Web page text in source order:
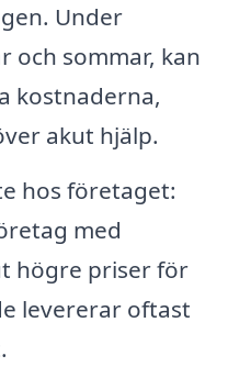
Under
och sommar, kan
kostnaderna,
akut hjälp.
hos företaget:
med
högre priser för
levererar oftast